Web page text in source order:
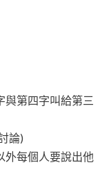
與第四字叫給第三
論)
外每個人要說出他